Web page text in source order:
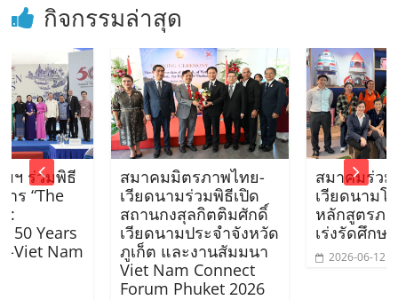
กิจกรรมล่าสุด
ธี
สมาคมมิตรภาพไทย-
เวียดนามร่วมพิธีเปิด
สถานกงสุลกิตติมศักดิ์
เวียดนามประจำจังหวัด
ภูเก็ต และงานสัมมนา
Viet Nam Connect
Forum Phuket 2026
สมาคมร่วมนำนักศึ
เวียดนามโครงการ
หลักสูตรภาษาอังก
เร่งรัดศึกษาดูงาน
2026-06-12 19:12:38